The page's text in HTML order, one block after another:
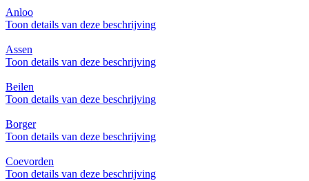
Anloo
Toon details van deze beschrijving
Assen
Toon details van deze beschrijving
Beilen
Toon details van deze beschrijving
Borger
Toon details van deze beschrijving
Coevorden
Toon details van deze beschrijving